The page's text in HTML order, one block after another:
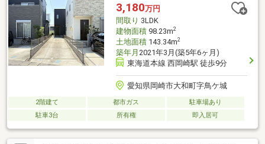
3,180万円
間取り 3LDK
建物面積98.23m2
土地面積143.34m2
築年月 2021年3月(築5年6ヶ月)
東海道本線 西岡崎駅 徒歩9分
愛知県岡崎市大和町字鳥ケ城
2階建て 都市ガス
駐車場あり
駐車3台
所有権 即入居可